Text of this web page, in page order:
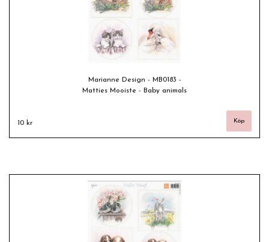
Marianne Design - MB0183 -
Matties Mooiste - Baby animals
10 kr